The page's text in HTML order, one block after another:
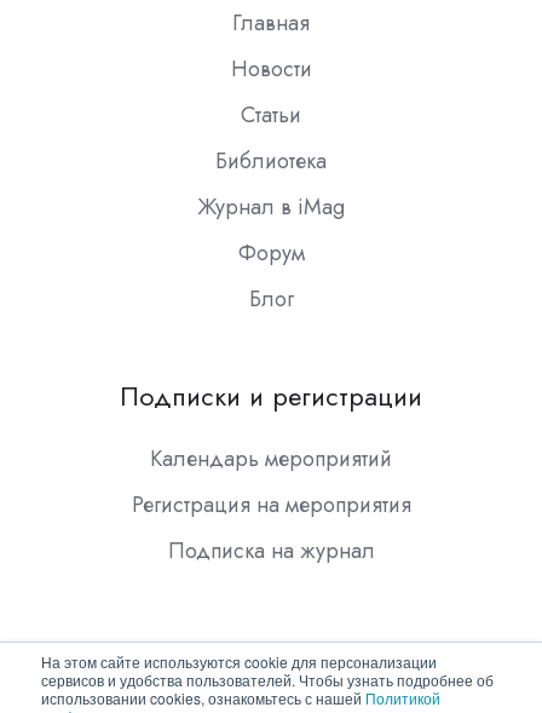
На этом сайте используются cookie для персонализации
сервисов и удобства пользователей. Чтобы узнать подробнее об
использовании cookies, ознакомьтесь с нашей Политикой
Главная
Новости
Статьи
Библиотека
Журнал в iMag
Форум
Блог
Подписки и регистрации
Календарь мероприятий
Регистрация на мероприятия
Подписка на журнал